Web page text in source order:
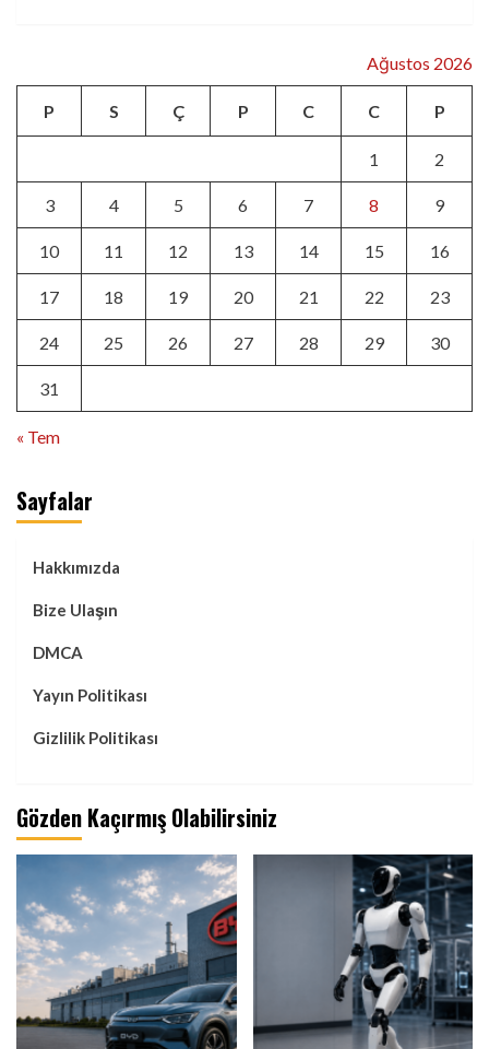
Ağustos 2026
P S Ç P C C P
1 2
3 4 5 6 7 8 9
10 11 12 13 14 15 16
17 18 19 20 21 22 23
24 25 26 27 28 29 30
31
« Tem
Sayfalar
Hakkımızda
Bize Ulaşın
DMCA
Yayın Politikası
Gizlilik Politikası
Gözden Kaçırmış Olabilirsiniz